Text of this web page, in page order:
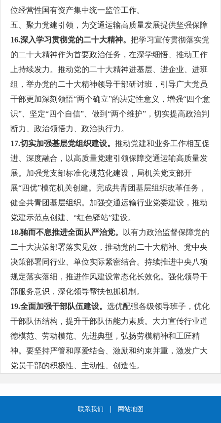
位经营性国有资产集中统一监管工作。
五、聚力党建引领，为交通运输高质量发展提供坚强保障
16.深入学习贯彻党的二十大精神。 把学习宣传贯彻落实党
的二十大精神作为首要政治任务，在深学细悟、推动工作
上持续发力。推动党的二十大精神进基层、进企业、进班
组，举办党的二十大精神领导干部研讨班，引导广大党员
干部更加深刻领悟“两个确立”的决定性意义，增强“四个意
识”、坚定“四个自信”、做到“两个维护”，切实提高政治判
断力、政治领悟力、政治执行力。
17.切实加强基层党组织建设。 推动党建和业务工作相互促
进、深度融合，以高质量党建引领保障交通运输高质量发
展。加强党支部标准化规范化建设，局机关党支部开
展“四优”模范机关创建。完成共青团基层组织改革任务，
健全共青团基层组织。加强交通运输行业党委建设，推动
党建示范点创建、“红色驿站”建设。
18.驰而不息推进全面从严治党。
以有力政治监督保障党的
二十大决策部署落实见效，推动党的二十大精神、党中央
决策部署同行业、单位实际紧密结合。持续推进中央八项
规定落实落细，推进作风建设常态化长效化。强化领导干
部服务意识，深化领导帮扶包抓机制。
19.全面加强干部队伍建设。 选优配强各级领导班子，优化
干部队伍结构，提升干部队伍能力素质。大力宣传行业道
德模范、劳动模范、先进典型，弘扬劳模精神和工匠精
神。要坚持严管和厚爱结合、激励和约束并重，激发广大
党员干部的积极性、主动性、创造性。
联系我们 网站地图